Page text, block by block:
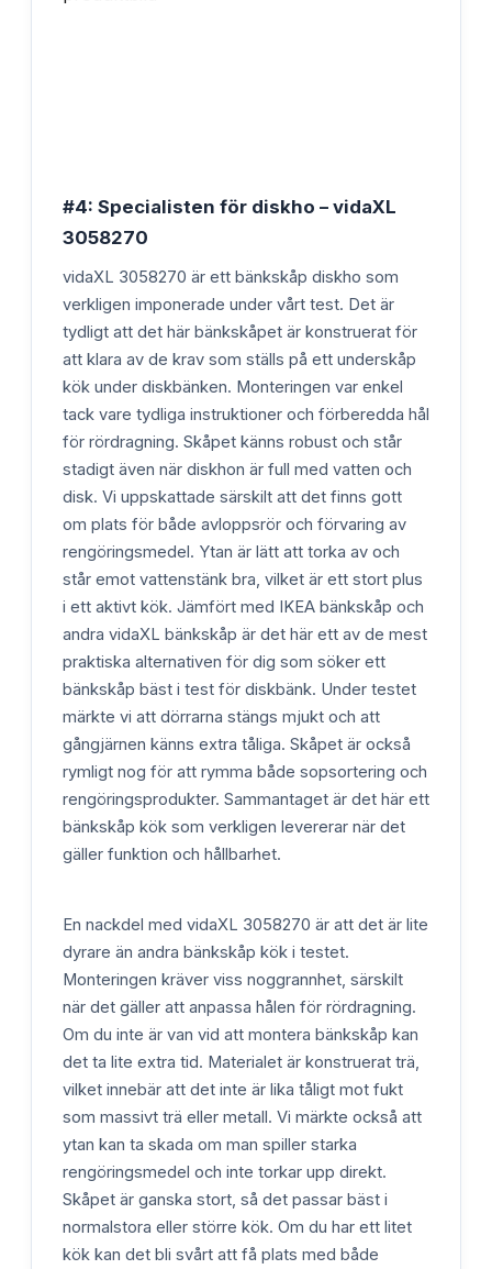
#4: Specialisten för diskho – vidaXL
3058270
vidaXL 3058270 är ett bänkskåp diskho som
verkligen imponerade under vårt test. Det är
tydligt att det här bänkskåpet är konstruerat för
att klara av de krav som ställs på ett underskåp
kök under diskbänken. Monteringen var enkel
tack vare tydliga instruktioner och förberedda hål
för rördragning. Skåpet känns robust och står
stadigt även när diskhon är full med vatten och
disk. Vi uppskattade särskilt att det finns gott
om plats för både avloppsrör och förvaring av
rengöringsmedel. Ytan är lätt att torka av och
står emot vattenstänk bra, vilket är ett stort plus
i ett aktivt kök. Jämfört med IKEA bänkskåp och
andra vidaXL bänkskåp är det här ett av de mest
praktiska alternativen för dig som söker ett
bänkskåp bäst i test för diskbänk. Under testet
märkte vi att dörrarna stängs mjukt och att
gångjärnen känns extra tåliga. Skåpet är också
rymligt nog för att rymma både sopsortering och
rengöringsprodukter. Sammantaget är det här ett
bänkskåp kök som verkligen levererar när det
gäller funktion och hållbarhet.
En nackdel med vidaXL 3058270 är att det är lite
dyrare än andra bänkskåp kök i testet.
Monteringen kräver viss noggrannhet, särskilt
när det gäller att anpassa hålen för rördragning.
Om du inte är van vid att montera bänkskåp kan
det ta lite extra tid. Materialet är konstruerat trä,
vilket innebär att det inte är lika tåligt mot fukt
som massivt trä eller metall. Vi märkte också att
ytan kan ta skada om man spiller starka
rengöringsmedel och inte torkar upp direkt.
Skåpet är ganska stort, så det passar bäst i
normalstora eller större kök. Om du har ett litet
kök kan det bli svårt att få plats med både